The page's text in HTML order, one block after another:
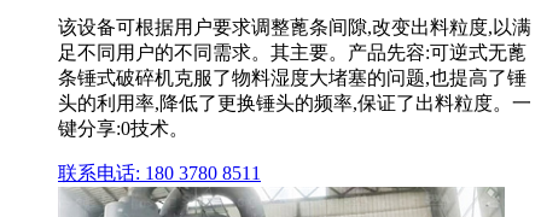
该设备可根据用户要求调整蓖条间隙,改变出料粒度,以满
足不同用户的不同需求。其主要。产品先容:可逆式无蓖
条锤式破碎机克服了物料湿度大堵塞的问题,也提高了锤
头的利用率,降低了更换锤头的频率,保证了出料粒度。一
键分享:0技术。
联系电话: 180 3780 8511